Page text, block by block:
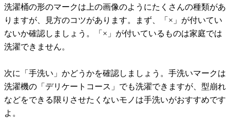
洗濯桶の形のマークは上の画像のようにたくさんの種類があ
りますが、見方のコツがあります。まず、「×」が付いてい
ないか確認しましょう。「×」が付いているものは家庭では
洗濯できません。
次に「手洗い」かどうかを確認しましょう。手洗いマークは
洗濯機の「デリケートコース」でも洗濯できますが、型崩れ
などをできる限りさせたくないモノは手洗いがおすすめです
よ。